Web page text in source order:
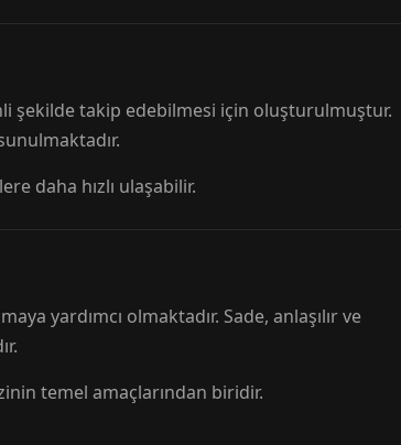
şekilde takip edebilmesi için oluşturulmuştur.
daha hızlı ulaşabilir.
yardımcı olmaktadır. Sade, anlaşılır ve
temel amaçlarından biridir.